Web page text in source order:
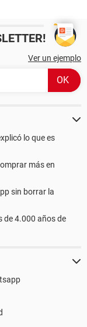
Ver un ejemplo
lo que es
más en
sin borrar la
de 4.000 años de